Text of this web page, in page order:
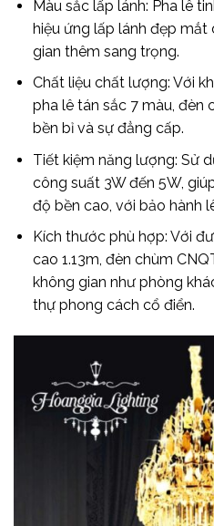
Màu sắc lấp lánh: Pha lê
hiệu ứng lấp lánh đẹp mắt
gian thêm sang trọng.
Chất liệu chất lượng: Với
pha lê tán sắc 7 màu, đèn
bền bỉ và sự đẳng cấp.
Tiết kiệm năng lượng: Sử
công suất 3W đến 5W,
độ bền cao, với bảo hành
Kích thước phù hợp: Với
cao 1.13m, đèn chùm
không gian như phòng
thự phong cách cổ điển.